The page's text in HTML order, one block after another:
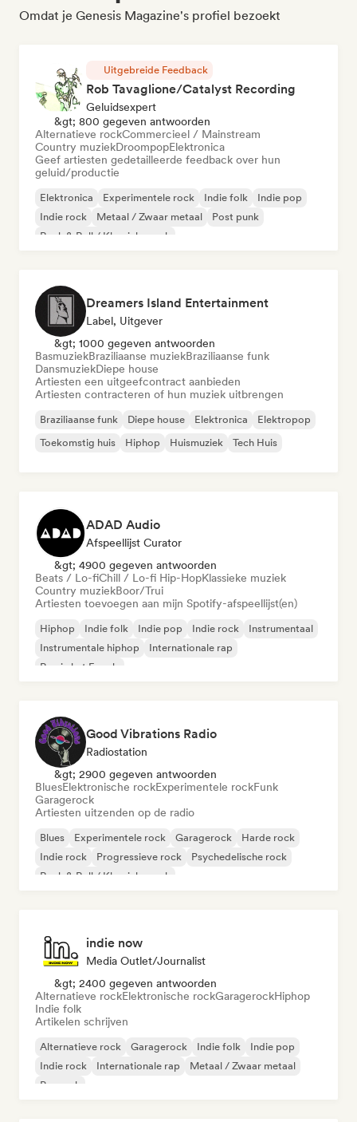
Omdat je Genesis Magazine's profiel bezoekt
Uitgebreide Feedback
Rob Tavaglione/Catalyst Recording
Geluidsexpert
&gt; 800 gegeven antwoorden
Alternatieve rockCommercieel / Mainstream
Country muziekDroompopElektronica
Geef artiesten gedetailleerde feedback over hun
geluid/productie
Elektronica Experimentele rock Indie folk
Indie pop
Indie rock
Metaal / Zwaar metaal
Post punk
Rock & Roll / Klassieke rock
Dreamers Island Entertainment
Label, Uitgever
&gt; 1000 gegeven antwoorden
BasmuziekBraziliaanse muziekBraziliaanse funk
DansmuziekDiepe house
Artiesten een uitgeefcontract aanbieden
Artiesten contracteren of hun muziek uitbrengen
Braziliaanse funk Diepe house Elektronica
Elektropop
Toekomstig huis
Hiphop Huismuziek Tech Huis
ADAD Audio
Afspeellijst Curator
&gt; 4900 gegeven antwoorden
Beats / Lo-fiChill / Lo-fi Hip-HopKlassieke muziek
Country muziekBoor/Trui
Artiesten toevoegen aan mijn Spotify-afspeellijst(en)
Hiphop Indie folk Indie pop Indie rock
Instrumentaal
Instrumentale hiphop
Internationale rap
Rap in het Engels
Good Vibrations Radio
Radiostation
&gt; 2900 gegeven antwoorden
BluesElektronische rockExperimentele rockFunk
Garagerock
Artiesten uitzenden op de radio
Blues Experimentele rock Garagerock
Harde rock
Indie rock
Progressieve rock
Psychedelische rock
Rock & Roll / Klassieke rock
indie now
Media Outlet/Journalist
&gt; 2400 gegeven antwoorden
Alternatieve rockElektronische rockGaragerockHiphop
Indie folk
Artikelen schrijven
Alternatieve rock Garagerock Indie folk
Indie pop
Indie rock
Internationale rap
Metaal / Zwaar metaal
Poprock